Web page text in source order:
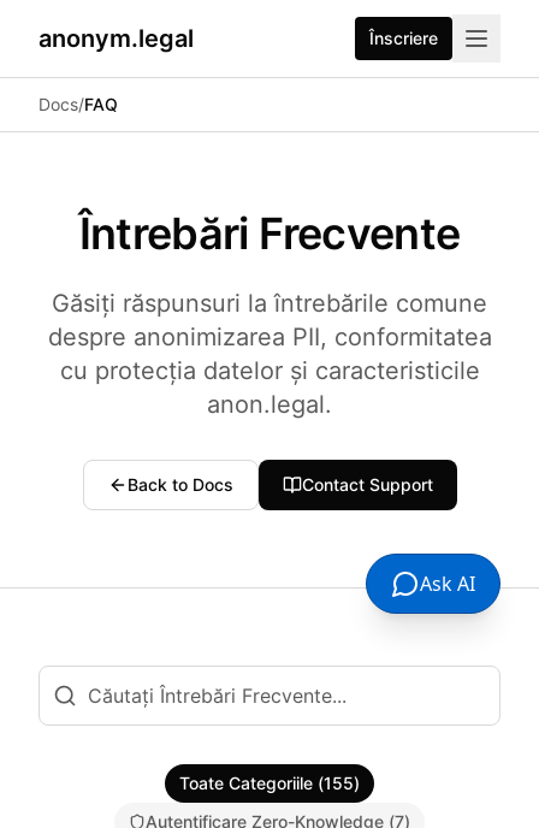
anonym.legal Înscriere
George Curta
Docs/FAQ
Întrebări Frecvente
Găsiți răspunsuri la întrebările comune
despre anonimizarea PII, conformitatea
cu protecția datelor și caracteristicile
anon.legal.
Back to Docs Contact Support
Toate Categoriile (155)
Autentificare Zero-Knowledge (7)
Ask AI